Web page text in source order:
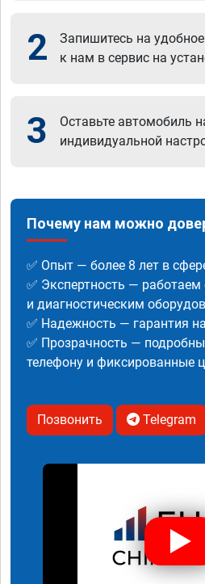
2
Запишитесь на
к нам в сервис на
3
Оставьте автомобиль
индивидуальной
Почему нам можно
✅ Опыт — более 8 лет в
✅ Экспертность —
и диагностическим
✅ Надежность — гарантия
✅ Прозрачность —
телефону и фиксированные
Позвонить Telegram